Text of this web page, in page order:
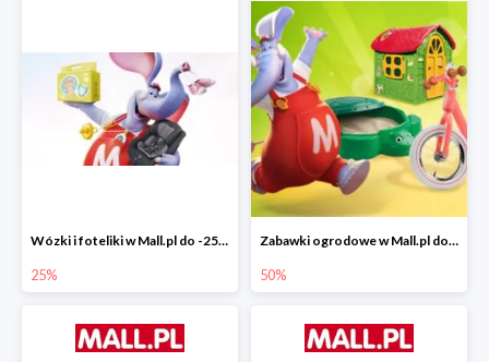
Wózki i foteliki w Mall.pl do -25%
25%
Zabawki ogrodowe w Mall.pl do -40%
50%